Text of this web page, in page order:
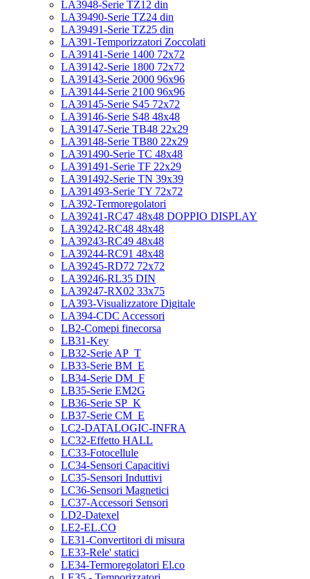
LA3948-Serie TZ12 din
LA39490-Serie TZ24 din
LA39491-Serie TZ25 din
LA391-Temporizzatori Zoccolati
LA39141-Serie 1400 72x72
LA39142-Serie 1800 72x72
LA39143-Serie 2000 96x96
LA39144-Serie 2100 96x96
LA39145-Serie S45 72x72
LA39146-Serie S48 48x48
LA39147-Serie TB48 22x29
LA39148-Serie TB80 22x29
LA391490-Serie TC 48x48
LA391491-Serie TF 22x29
LA391492-Serie TN 39x39
LA391493-Serie TY 72x72
LA392-Termoregolatori
LA39241-RC47 48x48 DOPPIO DISPLAY
LA39242-RC48 48x48
LA39243-RC49 48x48
LA39244-RC91 48x48
LA39245-RD72 72x72
LA39246-RL35 DIN
LA39247-RX02 33x75
LA393-Visualizzatore Digitale
LA394-CDC Accessori
LB2-Comepi finecorsa
LB31-Key
LB32-Serie AP_T
LB33-Serie BM_E
LB34-Serie DM_F
LB35-Serie EM2G
LB36-Serie SP_K
LB37-Serie CM_E
LC2-DATALOGIC-INFRA
LC32-Effetto HALL
LC33-Fotocellule
LC34-Sensori Capacitivi
LC35-Sensori Induttivi
LC36-Sensori Magnetici
LC37-Accessori Sensori
LD2-Datexel
LE2-EL.CO
LE31-Convertitori di misura
LE33-Rele' statici
LE34-Termoregolatori El.co